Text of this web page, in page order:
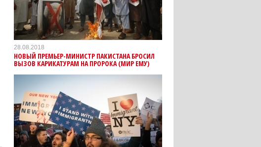
28.08.2018
НОВЫЙ ПРЕМЬЕР-МИНИСТР ПАКИСТАНА БРОСИЛ
ВЫЗОВ КАРИКАТУРАМ НА ПРОРОКА (МИР ЕМУ)